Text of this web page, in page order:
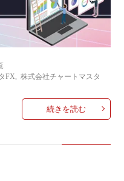
FX ,株式会社チャートマスタ
続きを読む